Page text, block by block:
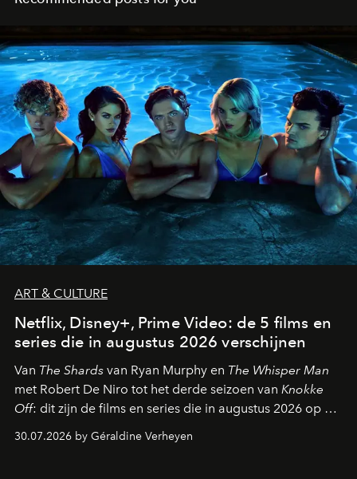
ART & CULTURE
Netflix, Disney+, Prime Video: de 5 films en
series die in augustus 2026 verschijnen
Van The Shards van Ryan Murphy en The Whisper Man
met Robert De Niro tot het derde seizoen van Knokke
Off: dit zijn de films en series die in augustus 2026 op de
streamingplatformen verschijnen.
30.07.2026 by Géraldine Verheyen